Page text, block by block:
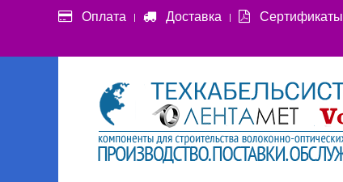
Оплата Доставка Сертификаты